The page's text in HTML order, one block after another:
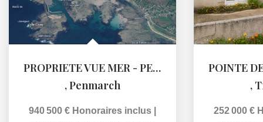
PROPRIETE VUE MER - PENMARC'H
,Penmarch
940 500 € Honoraires inclus
,
252 000 €